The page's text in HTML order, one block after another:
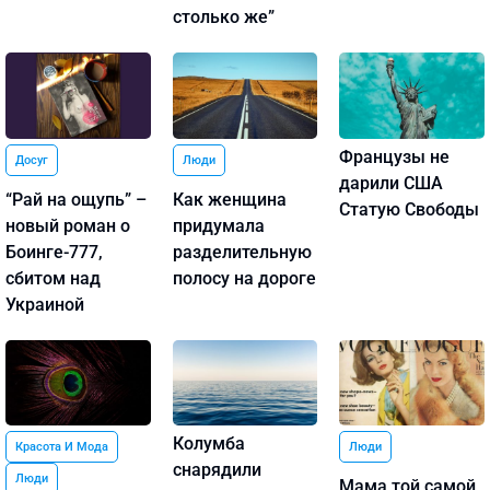
столько же”
Досуг
“Рай на ощупь” –
новый роман о
Боинге-777,
сбитом над
Украиной
Люди
Как женщина
придумала
разделительную
полосу на дороге
Французы не
дарили США
Статую Свободы
Красота И Мода
Люди
Колумба
снарядили
Люди